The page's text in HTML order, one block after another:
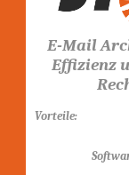
E-Mail
Effizienz
Vorteile: